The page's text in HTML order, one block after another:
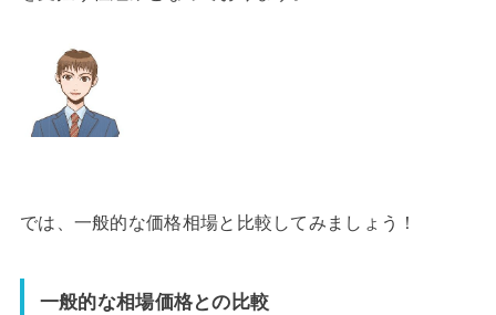
では、一般的な価格相場と比較してみましょう！
一般的な相場価格との比較